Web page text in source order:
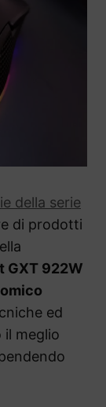
della serie
di prodotti
GXT 922W
ed
meglio